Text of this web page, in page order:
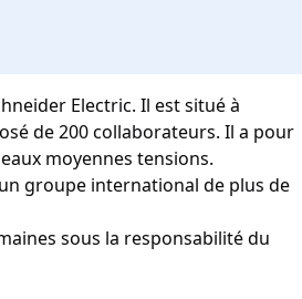
Electric. Il est situé à
de 200 collaborateurs. Il a pour
moyennes tensions.
groupe international de plus de
sous la responsabilité du